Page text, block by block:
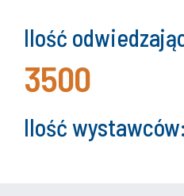
Ilość
3500
Ilość wystawców: